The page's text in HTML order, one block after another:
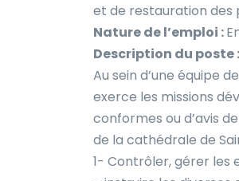
et de restauration des
Nature de l’emploi :
Description du poste :
Au sein d’une équipe
exerce les missions
conformes ou d’avis
de la cathédrale de
1- Contrôler, gérer les